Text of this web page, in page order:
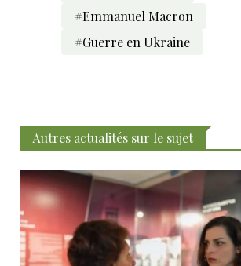
#Emmanuel Macron
#Guerre en Ukraine
Autres actualités sur le sujet